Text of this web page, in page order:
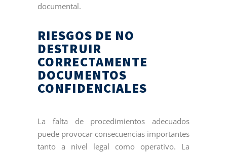
documental.
RIESGOS DE NO
DESTRUIR
CORRECTAMENTE
DOCUMENTOS
CONFIDENCIALES
La falta de procedimientos adecuados
puede provocar consecuencias importantes
tanto a nivel legal como operativo. La